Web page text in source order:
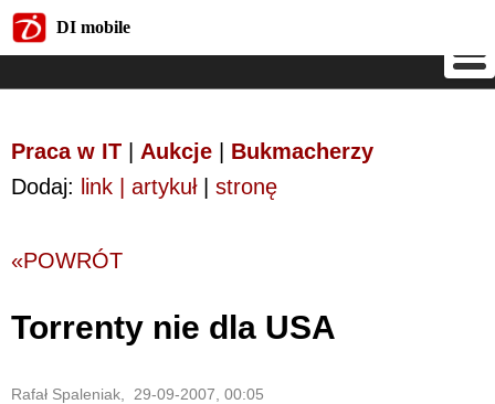
DI mobile
Praca w IT Aukcje
Bukmacherzy
Dodaj: link | artykuł| stronę
«POWRÓT
Torrenty nie dla USA
Rafał Spaleniak, 29-09-2007, 00:05
DI mobile